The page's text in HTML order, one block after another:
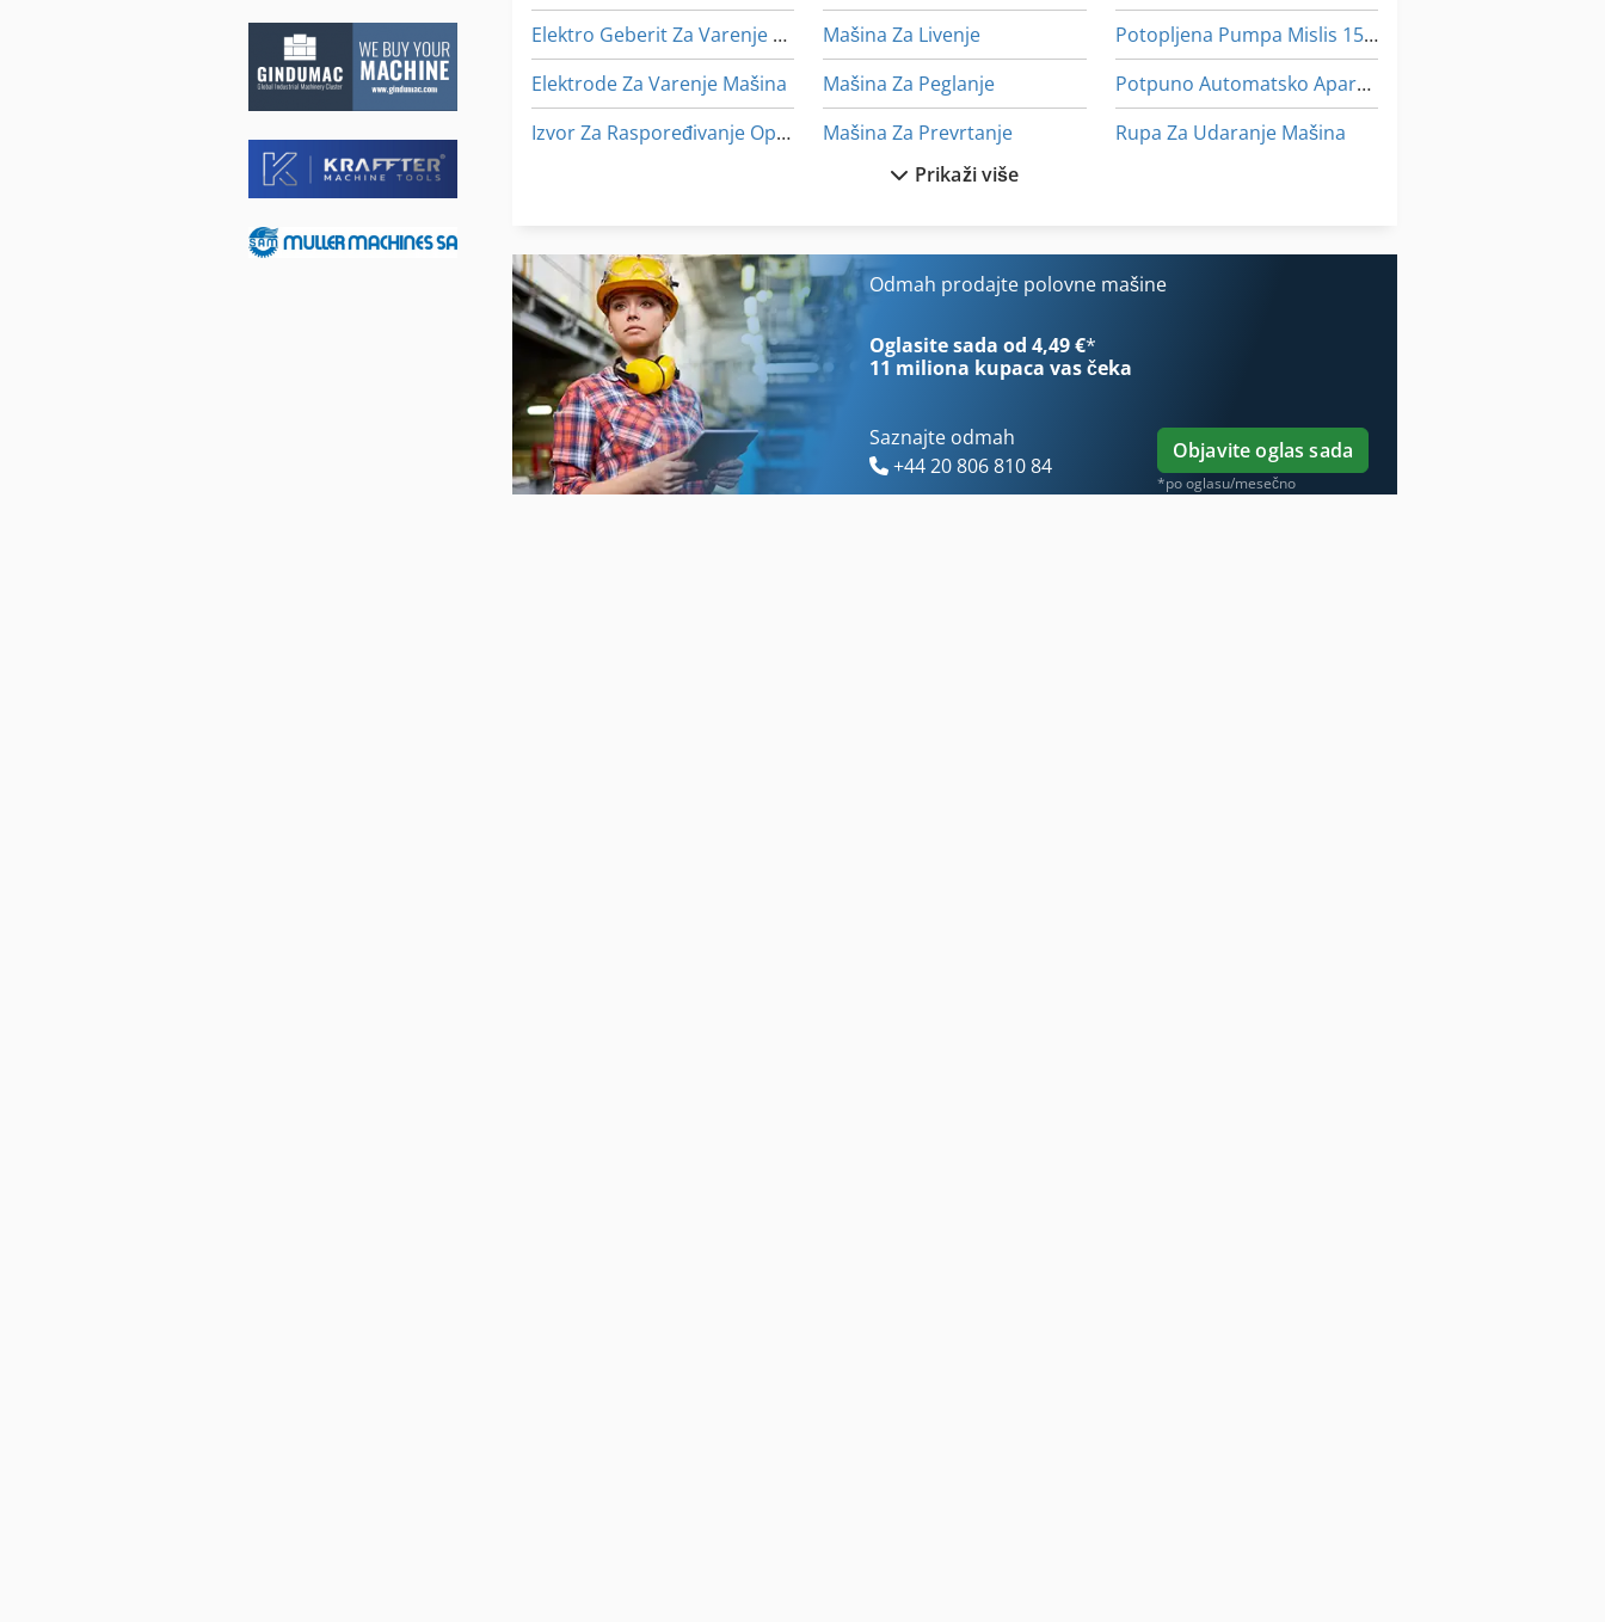
Elektro Geberit Za Varenje Mašina
Elektrode Za Varenje Mašina
Izvor Za Raspoređivanje Opterećenja
Masina Za Pranje
Masine Za Kucanje
Mašina Za Livenje
Mašina Za Peglanje
Mašina Za Prevrtanje
Mašina Za Vezenje
Mašinsko Poroka 200 Mm
Potopljena Pumpa Mislis 15 Kw 50 L S
Potpuno Automatsko Aparat Za Kafu
Rupa Za Udaranje Mašina
Prikaži više
Odmah prodajte polovne mašine
Oglasite sada od 4,49 €*
11 miliona kupaca vas čeka
Saznajte odmah
+44 20 806 810 84
Objavite oglas sada
*po oglasu/mesečno